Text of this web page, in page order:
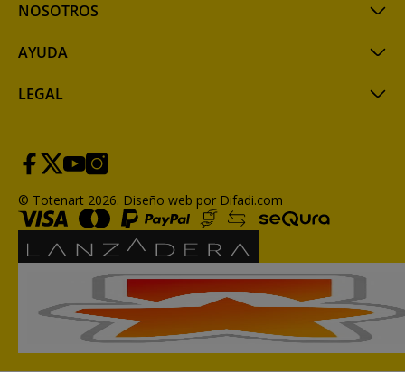
NOSOTROS
AYUDA
LEGAL
© Totenart 2026. Diseño web por Difadi.com